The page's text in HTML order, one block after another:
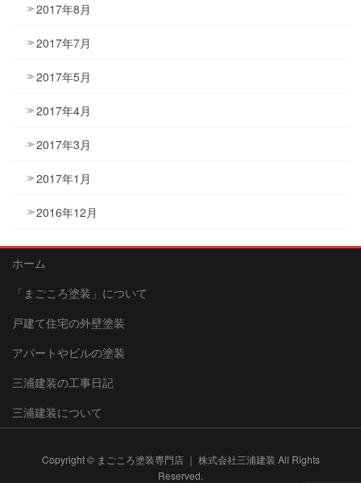
2017年8月
2017年7月
2017年5月
2017年4月
2017年3月
2017年1月
2016年12月
ホーム
「まごころ塗装」について
戸建て住宅の外壁塗装
アパートやビルの塗装
三浦建装の工事日記
三浦建装について
Copyright © まごころ塗装専門店 ｜ 株式会社三浦建装 All Rights
Reserved.